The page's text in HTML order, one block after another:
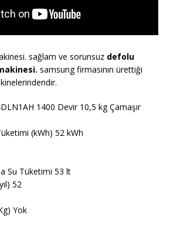
sağlam ve sorunsuz defolu
samsung firmasının ürettiği
1400 Devir 10,5 kg Çamaşır
(kWh) 52 kWh
Su Tüketimi 53 lt
52
Yok